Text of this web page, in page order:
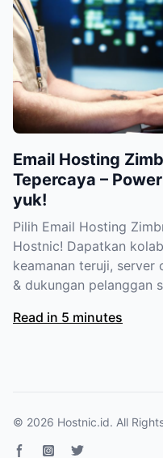
Email Hosting
Tepercaya –
yuk!
Pilih Email Hosting
Hostnic! Dapatkan
keamanan teruji, server
& dukungan pelanggan
Read in 5 minutes
© 2026 Hostnic.id. All